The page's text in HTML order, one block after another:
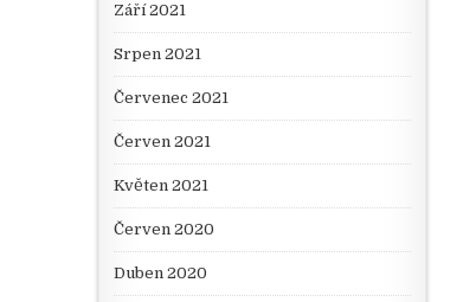
Září 2021
Srpen 2021
Červenec 2021
Červen 2021
Květen 2021
Červen 2020
Duben 2020